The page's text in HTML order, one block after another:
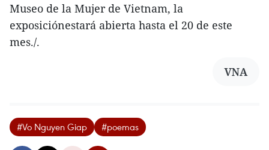
Museo de la Mujer de Vietnam, la
exposiciónestará abierta hasta el 20 de este
mes./.
VNA
#Vo Nguyen Giap #poemas